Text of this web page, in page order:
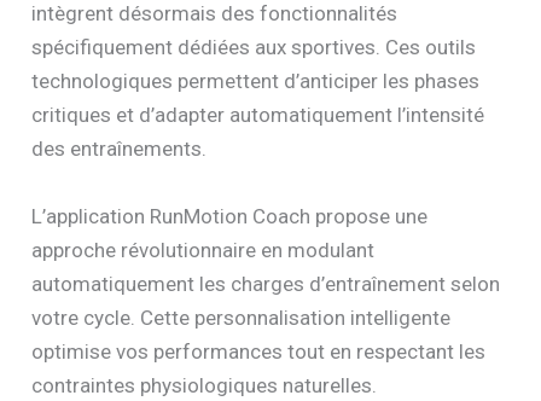
intègrent désormais des fonctionnalités
spécifiquement dédiées aux sportives. Ces outils
technologiques permettent d’anticiper les phases
critiques et d’adapter automatiquement l’intensité
des entraînements.
L’application RunMotion Coach propose une
approche révolutionnaire en modulant
automatiquement les charges d’entraînement selon
votre cycle. Cette personnalisation intelligente
optimise vos performances tout en respectant les
contraintes physiologiques naturelles.